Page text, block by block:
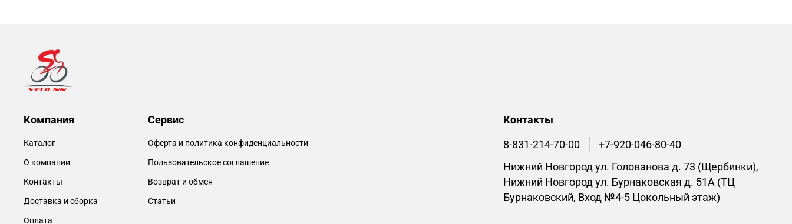
Компания
Каталог
О компании
Контакты
Доставка и сборка
Оплата
Сервис
Оферта и политика конфиденциальности
Пользовательское соглашение
Возврат и обмен
Статьи
Контакты
8-831-214-70-00
+7-920-046-80-40
Нижний Новгород ул. Голованова д. 73 (Щербинки),
Нижний Новгород ул. Бурнаковская д. 51А (ТЦ
Бурнаковский, Вход №4-5 Цокольный этаж)